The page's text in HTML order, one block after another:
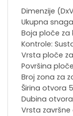
Dimenzije
Ukupna
Boja ploče za
Kontrole:
Vrsta ploče
Površina
Broj zona za
Širina otvora
Dubina
Vrsta